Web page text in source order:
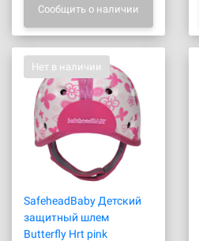
Сообщить о наличии
Нет в наличии
SafeheadBaby Детский
защитный шлем
Butterfly Hrt pink